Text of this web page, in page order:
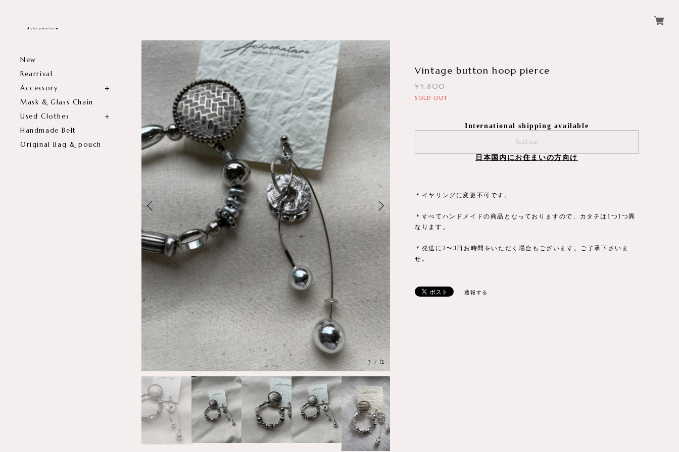
New
Rearrival
Accessory
Mask & Glass Chain
Used Clothes
Handmade Belt
Original Bag & pouch
3 / 12
Vintage button hoop pierce
¥5,800
SOLD OUT
International shipping available
Sold out
日本国内にお住まいの方向け
＊イヤリングに変更不可です。
＊すべてハンドメイドの商品となっておりますので、カタチは1つ1つ異
なります。
＊発送に2〜3日お時間をいただく場合もございます。ご了承下さいま
せ。
通報する